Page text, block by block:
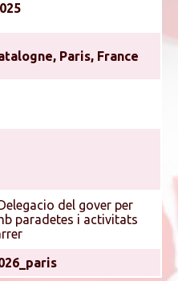
Paris, France
del gover per
paradetes i activitats